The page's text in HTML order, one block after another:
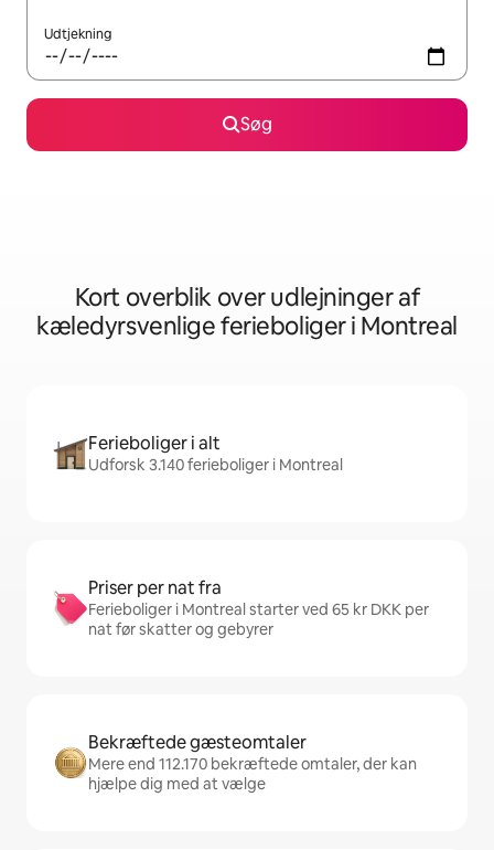
Udtjekning
Søg
Kort overblik over udlejninger af
kæledyrsvenlige ferieboliger i Montreal
Ferieboliger i alt
Udforsk 3.140 ferieboliger i Montreal
Priser per nat fra
Ferieboliger i Montreal starter ved 65 kr DKK per
nat før skatter og gebyrer
Bekræftede gæsteomtaler
Mere end 112.170 bekræftede omtaler, der kan
hjælpe dig med at vælge